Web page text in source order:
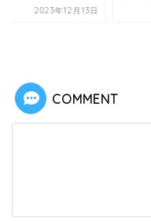
2023年12月13日
COMMENT